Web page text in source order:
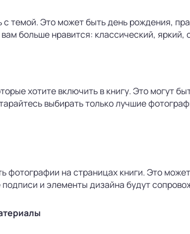
темой. Это может быть день рождения,
больше нравится: классический,
хотите включить в книгу. Это могут
выбирать только лучшие
фотографии на страницах книги. Это
и элементы дизайна будут